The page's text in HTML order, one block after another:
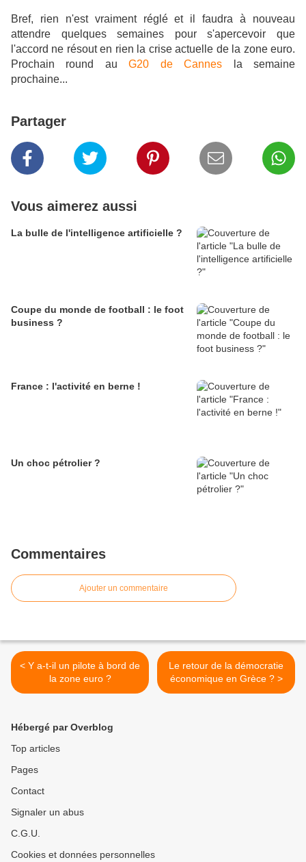
Bref, rien n'est vraiment réglé et il faudra à nouveau
attendre quelques semaines pour s'apercevoir que
l'accord ne résout en rien la crise actuelle de la zone euro.
Prochain round auG20 de Cannes la semaine
prochaine...
Partager
Vous aimerez aussi
La bulle de l'intelligence artificielle ?
Coupe du monde de football : le foot
business ?
France : l'activité en berne !
Un choc pétrolier ?
Commentaires
Ajouter un commentaire
< Y a-t-il un pilote à bord de
la zone euro ?
Le retour de la démocratie
économique en Grèce ? >
Hébergé par Overblog
Top articles
Pages
Contact
Signaler un abus
C.G.U.
Cookies et données personnelles